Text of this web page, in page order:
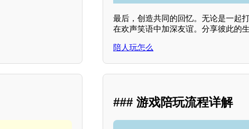
最后，创造共同的回忆。无论是一起
在欢声笑语中加深友谊。分享彼此的
陪人玩怎么
### 游戏陪玩流程详解